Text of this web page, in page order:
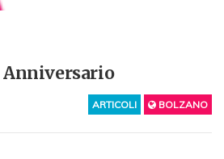
Anniversario
ARTICOLI BOLZANO